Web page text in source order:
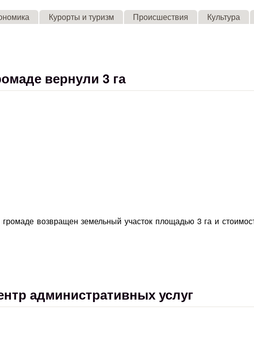
Skip to main content
Курорты и туризм Происшествия Культура
вернули 3 га
возвращен земельный участок площадью 3 га и
административных услуг